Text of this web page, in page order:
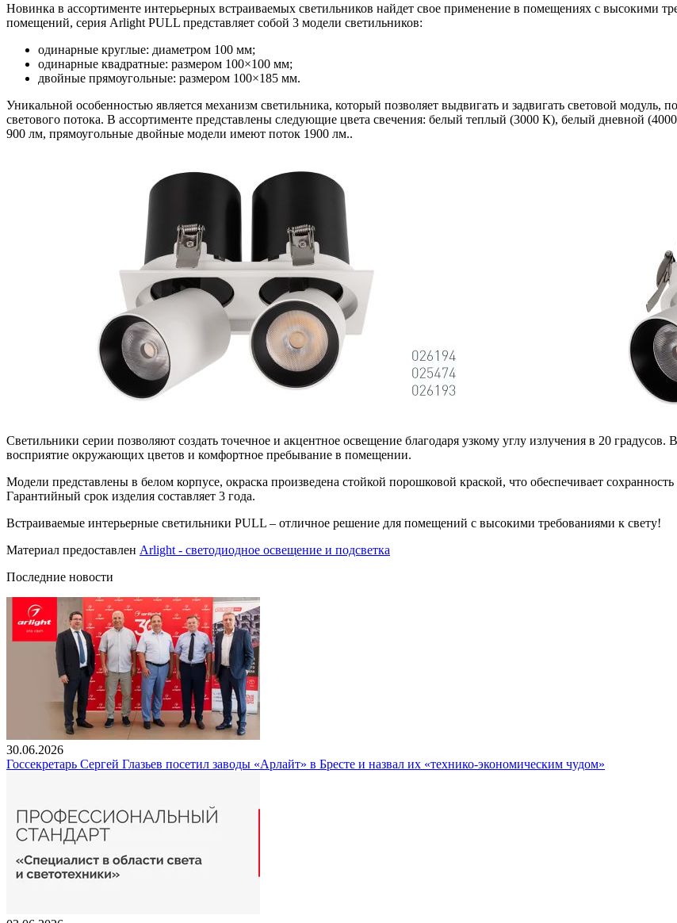
Новинка в ассортименте интерьерных встраиваемых светильников найдет свое применение в помещениях с высокими
помещений, серия Arlight PULL представляет собой 3 модели светильников:
одинарные круглые: диаметром 100 мм;
одинарные квадратные: размером 100×100 мм;
двойные прямоугольные: размером 100×185 мм.
Уникальной особенностью является механизм светильника, который позволяет выдвигать и задвигать световой модуль,
светового потока. В ассортименте представлены следующие цвета свечения: белый теплый (3000 К), белый дневной
900 лм, прямоугольные двойные модели имеют поток 1900 лм..
Светильники серии позволяют создать точечное и акцентное освещение благодаря узкому углу излучения в 20
восприятие окружающих цветов и комфортное пребывание в помещении.
Модели представлены в белом корпусе, окраска произведена стойкой порошковой краской, что обеспечивает
Гарантийный срок изделия составляет 3 года.
Встраиваемые интерьерные светильники PULL – отличное решение для помещений с высокими требованиями к свету!
Материал предоставлен Arlight - светодиодное освещение и подсветка
Последние новости
30.06.2026
Госсекретарь Сергей Глазьев посетил заводы «Арлайт» в Бресте и назвал их «технико-экономическим чудом»